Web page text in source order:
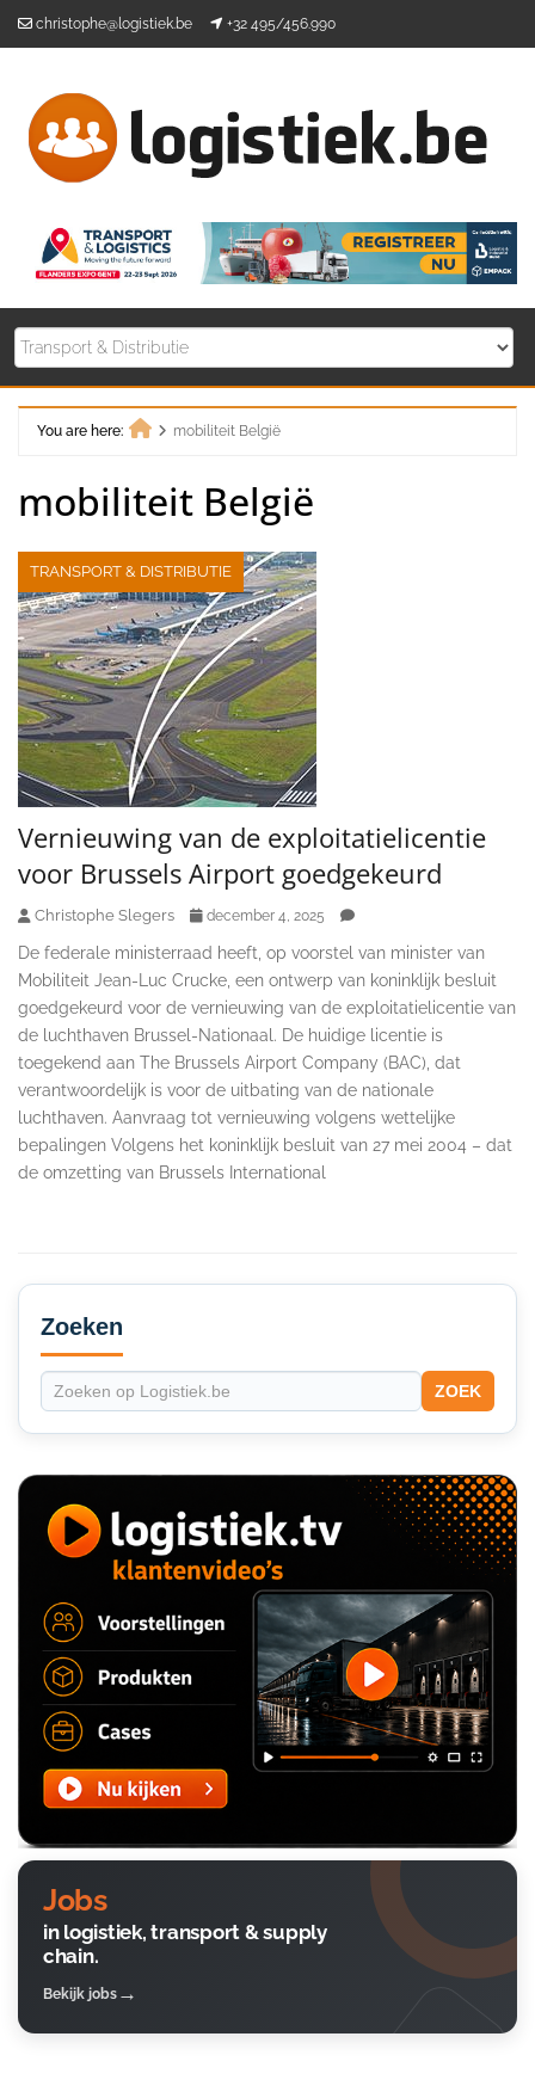
christophe@logistiek.be +32 495/456.990
You are here:
mobiliteit België
mobiliteit België
TRANSPORT & DISTRIBUTIE
Vernieuwing van de exploitatielicentie
voor Brussels Airport goedgekeurd
Christophe Slegers december 4, 2025
De federale ministerraad heeft, op voorstel van minister van
Mobiliteit Jean-Luc Crucke, een ontwerp van koninklijk besluit
goedgekeurd voor de vernieuwing van de exploitatielicentie van
de luchthaven Brussel-Nationaal. De huidige licentie is
toegekend aan The Brussels Airport Company (BAC), dat
verantwoordelijk is voor de uitbating van de nationale
luchthaven. Aanvraag tot vernieuwing volgens wettelijke
bepalingen Volgens het koninklijk besluit van 27 mei 2004 – dat
de omzetting van Brussels International
Secondary
Sidebar
Zoeken
ZOEK
Jobs
in logistiek, transport & supply
chain.
Bekijk jobs